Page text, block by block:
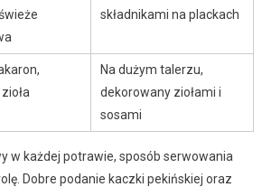
składnikami na plackach
Na dużym talerzu,
dekorowany ziołami i
sosami
w każdej potrawie, sposób serwowania
Dobre podanie kaczki pekińskiej oraz